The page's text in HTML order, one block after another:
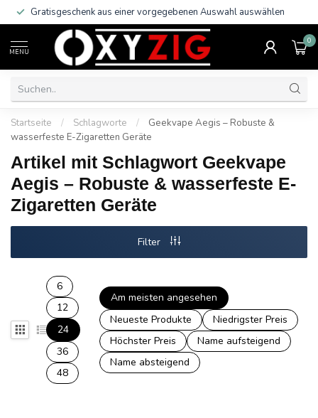
Gratisgeschenk aus einer vorgegebenen Auswahl auswählen
MENU
0
Startseite / Schlagworte /
Geekvape Aegis – Robuste &
wasserfeste E-Zigaretten Geräte
Artikel mit Schlagwort Geekvape
Aegis – Robuste & wasserfeste E-
Zigaretten Geräte
Filter
6
12
24
36
48
Am meisten angesehen
Neueste Produkte
Niedrigster Preis
Höchster Preis
Name aufsteigend
Name absteigend